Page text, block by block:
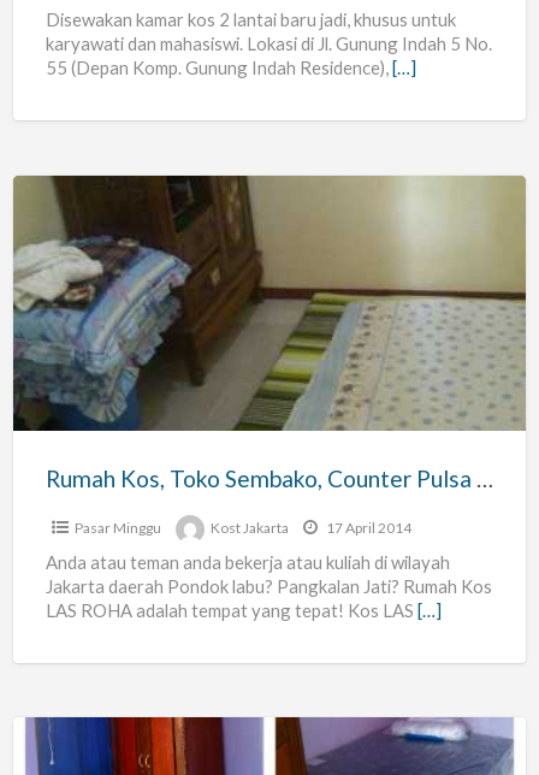
Disewakan kamar kos 2 lantai baru jadi, khusus untuk
karyawati dan mahasiswi. Lokasi di Jl. Gunung Indah 5 No.
55 (Depan Komp. Gunung Indah Residence), […]
Rumah
Kos,
Toko
Sembako,
Counter
Pulsa
Las
Rumah Kos, Toko Sembako, Counter Pulsa Las Roha
Pasar Minggu Kost Jakarta 17 April 2014
Anda atau teman anda bekerja atau kuliah di wilayah
Jakarta daerah Pondok labu? Pangkalan Jati? Rumah Kos
LAS ROHA adalah tempat yang tepat! Kos LAS […]